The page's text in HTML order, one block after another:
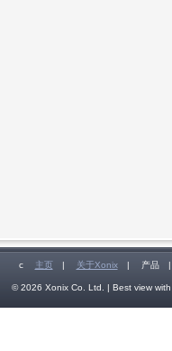
c 主页 | 关于Xonix | 产品 |
© 2026 Xonix Co. Ltd. | Best view